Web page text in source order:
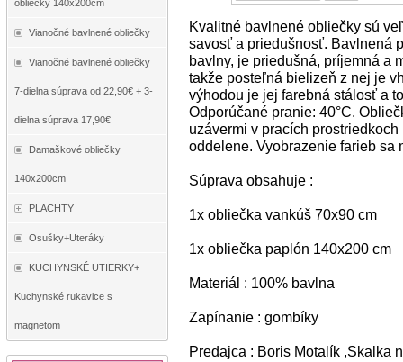
obliečky 140x200cm
Vianočné bavlnené obliečky
Vianočné bavlnené obliečky
7-dielna súprava od 22,90€ + 3-
dielna súprava 17,90€
Damaškové obliečky
140x200cm
PLACHTY
Osušky+Uteráky
KUCHYNSKÉ UTIERKY+
Kuchynské rukavice s
magnetom
Kvalitné bavlnené obliečky sú
savosť a priedušnosť. Bavlnená
bavlny, je priedušná, príjemná a
takže posteľná bielizeň z nej je
výhodou je jej farebná stálosť a
Odporúčané pranie: 40°C.
uzávermi v pracích
oddelene. Vyobrazenie farieb
Súprava obsahuje :
1x obliečka vankúš 70x90 cm
1x obliečka paplón 140x200 cm
Materiál : 100% bavlna
Zapínanie : gombíky
Predajca : Boris Motalík ,Skalka